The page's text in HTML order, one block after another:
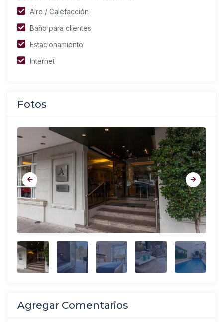
Aire / Calefacción
Baño para clientes
Estacionamiento
Internet
Fotos
Agregar Comentarios